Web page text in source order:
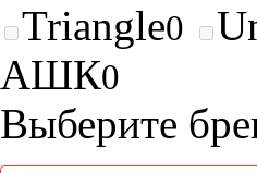
Triangle0
АШК0
Выберите